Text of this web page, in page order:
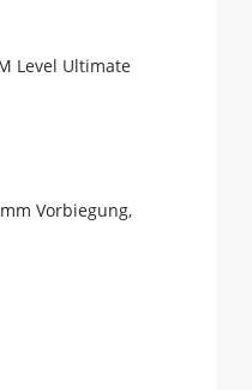
Level Ultimate
Vorbiegung,